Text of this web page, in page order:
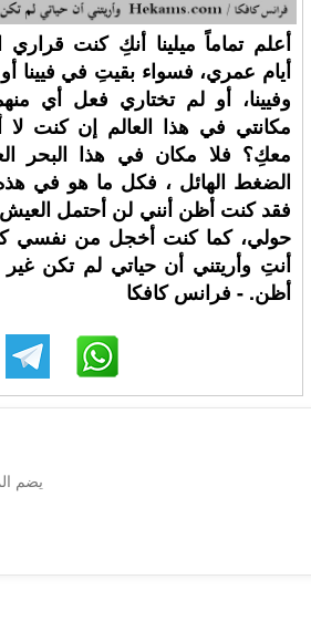
أعلم تماماً ميلينا أنكِ كنت
أيام عمري، فسواء بقيتِ في فيينا
وفيينا، أو لم تختاري فعل أي
مكانتي في هذا العالم إن كنت
معكِ؟ فلا مكان في هذا البحر
الضغط الهائل ، فكل ما هو في هذه
فقد كنت أظن أنني لن أحتمل
حولي، كما كنت أخجل من نفسي
أنتِ وأريتني أن حياتي لم تكن
أظن. - فرانس كافكا
يضم الموقع 7 حكمة